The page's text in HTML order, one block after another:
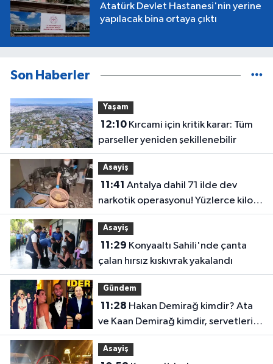
Atatürk Devlet Hastanesi'nin yerine
yapılacak bina ortaya çıktı
Son Haberler
Yaşam
12:10Kırcami için kritik karar: Tüm
parseller yeniden şekillenebilir
Asayiş
11:41
narkotik operasyonu! Yüzlerce kilo
uyuşturucu ele geçirildi
Asayiş
11:29
çalan hırsız kıskıvrak yakalandı
Gündem
11:28
ve Kaan Demirağ kimdir, servetleri
ne kadar?
Asayiş